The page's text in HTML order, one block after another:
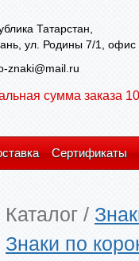
Татарстан,
ул. Родины 7/1, офис
znaki@mail.ru
сумма заказа
Сертификаты
Каталог /
Знаки по